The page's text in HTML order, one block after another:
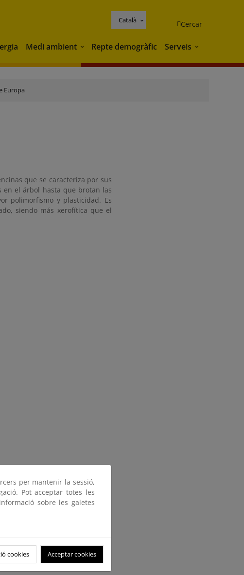
Català Cercar
Medi ambient Medi ambient
Repte demogràfic Serveis Serveis
Europa
que se caracteriza por sus
en el árbol hasta que brotan las
polimorfismo y plasticidad. Es
siendo más xerofítica que el
per mantenir la sessió,
Pot acceptar totes les
sobre les galetes
cookies Acceptar cookies